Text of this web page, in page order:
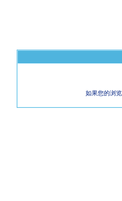
如果您的浏